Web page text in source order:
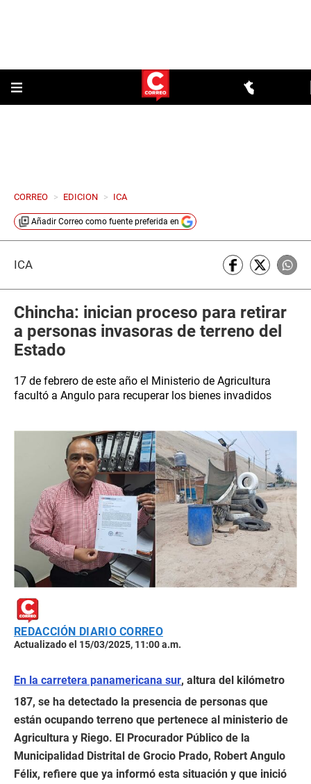
CORREO > EDICION > ICA
Añadir Correo como fuente preferida en
ICA
Chincha: inician proceso para retirar
a personas invasoras de terreno del
Estado
17 de febrero de este año el Ministerio de Agricultura
facultó a Angulo para recuperar los bienes invadidos
REDACCIÓN DIARIO CORREO
Actualizado el 15/03/2025, 11:00 a.m.
En la carretera panamericana sur, altura del kilómetro
187, se ha detectado la presencia de personas que
están ocupando terreno que pertenece al ministerio de
Agricultura y Riego. El Procurador Público de la
Municipalidad Distrital de Grocio Prado, Robert Angulo
Félix, refiere que ya informó esta situación y que inició